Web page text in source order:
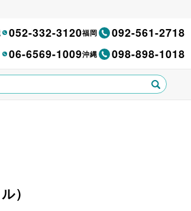
052-332-3120福岡 092-561-2718
06-6569-1009沖縄 098-898-1018
）